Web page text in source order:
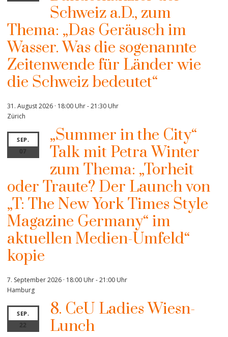
Schweiz a.D., zum
Thema: „Das Geräusch im
Wasser. Was die sogenannte
Zeitenwende für Länder wie
die Schweiz bedeutet“
31. August 2026 · 18:00 Uhr-21:30 Uhr
Zürich
SEP.
07
„Summer in the City“
Talk mit Petra Winter
zum Thema: „Torheit
oder Traute? Der Launch von
„T: The New York Times Style
Magazine Germany“ im
aktuellen Medien-Umfeld“
kopie
7. September 2026 · 18:00 Uhr-21:00 Uhr
Hamburg
SEP.
22
8. CeU Ladies Wiesn-
Lunch